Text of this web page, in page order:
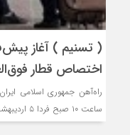
( تسنیم ) آغاز
اختصاص قطار
راه‌آهن جمهوری اسلامی
ساعت ۱۰ صبح فردا ۵ اردیبهشت ماه خبر داد.